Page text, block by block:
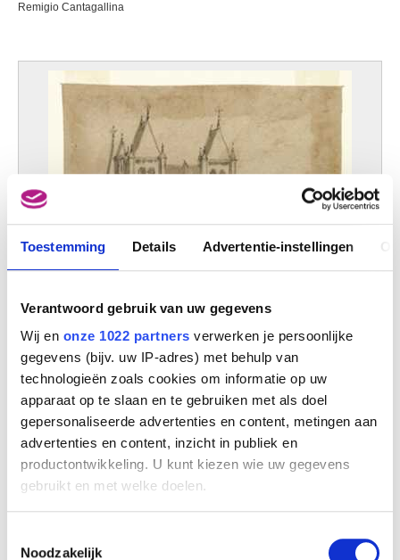
Toestemming Details Advertentie-instellingen
Verantwoord gebruik van uw gegevens
Wij en onze 1022 partners verwerken je persoonlijke
gegevens (bijv. uw IP-adres) met behulp van
technologieën zoals cookies om informatie op uw
apparaat op te slaan en te gebruiken met als doel
gepersonaliseerde advertenties en content, metingen aan
advertenties en content, inzicht in publiek en
productontwikkeling. U kunt kiezen wie uw gegevens
gebruikt en met welke doelen.
Informatie verzamelen over uw geografische
Noodzakelijk
Remigio Cantagallina
De kathedraal van Doornik
Remigio Cantagallina